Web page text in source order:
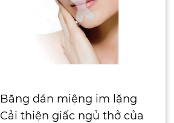
Băng dán miệng im lặng
Cải thiện giấc ngủ thở của